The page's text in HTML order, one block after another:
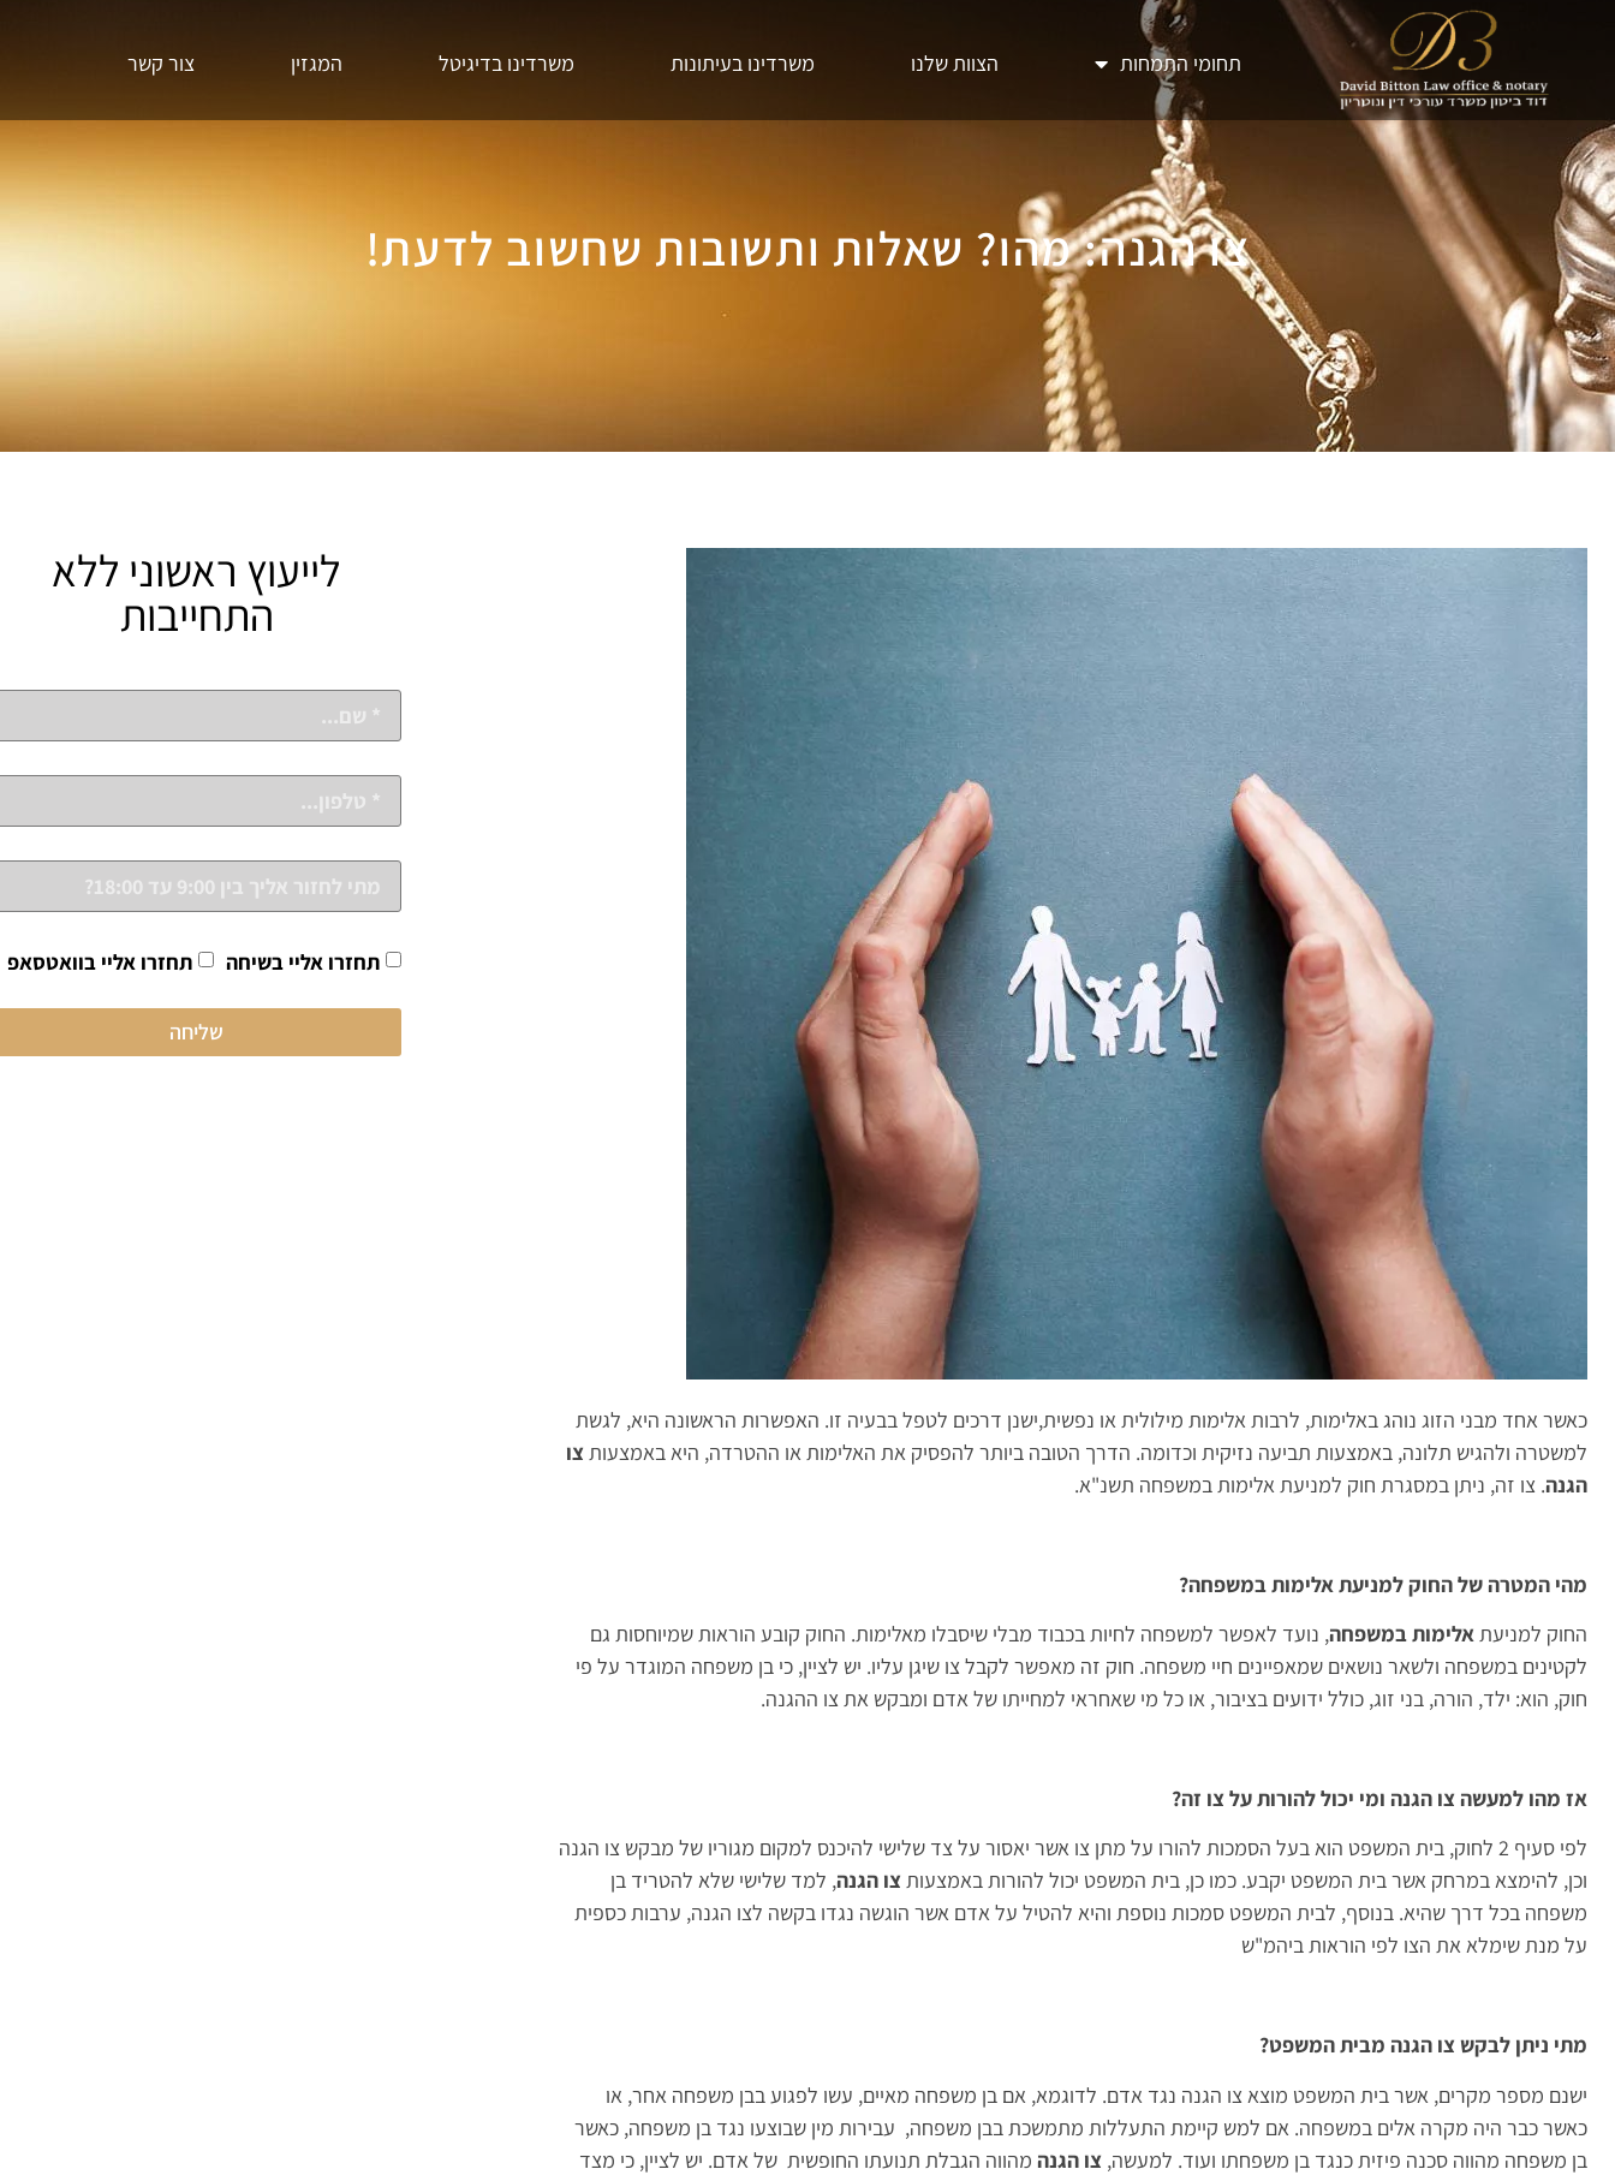
תחומי התמחות הצוות שלנו משרדינו בעיתונות משרדינו בדיגיטל המגזין צור קשר
צו הגנה: מהו? שאלות ותשובות שחשוב לדעת!
כאשר אחד מבני הזוג נוהג באלימות, לרבות אלימות מילולית או נפשית,ישנן דרכים לטפל בבעיה זו. האפשרות הראשונה היא, לגשת
למשטרה ולהגיש תלונה, באמצעות תביעה נזיקית וכדומה. הדרך הטובה ביותר להפסיק את האלימות או ההטרדה, היא באמצעות צו
הגנה. צו זה, ניתן במסגרת חוק למניעת אלימות במשפחה תשנ"א.
מהי המטרה של החוק למניעת אלימות במשפחה?
החוק למניעתאלימות במשפחה, נועד לאפשר למשפחה לחיות בכבוד מבלי שיסבלו מאלימות. החוק קובע הוראות שמיוחסות גם
לקטינים במשפחה ולשאר נושאים שמאפיינים חיי משפחה. חוק זה מאפשר לקבל צו שיגן עליו. יש לציין, כי בן משפחה המוגדר על פי
חוק, הוא: ילד, הורה, בני זוג, כולל ידועים בציבור, או כל מי שאחראי למחייתו של אדם ומבקש את צו ההגנה.
אז מהו למעשה צו הגנה ומי יכול להורות על צו זה?
לפי סעיף 2 לחוק, בית המשפט הוא בעל הסמכות להורו על מתן צו אשר יאסור על צד שלישי להיכנס למקום מגוריו של מבקש צו הגנה
וכן, להימצא במרחק אשר בית המשפט יקבע. כמו כן, בית המשפט יכול להורות באמצעות צו הגנה, למד שלישי שלא להטריד בן
משפחה בכל דרך שהיא. בנוסף, לבית המשפט סמכות נוספת והיא להטיל על אדם אשר הוגשה נגדו בקשה לצו הגנה, ערבות כספית
על מנת שימלא את הצו לפי הוראות ביהמ"ש
מתי ניתן לבקש צו הגנה מבית המשפט?
ישנם מספר מקרים, אשר בית המשפט מוצא צו הגנה נגד אדם. לדוגמא, אם בן משפחה מאיים, עשו לפגוע בבן משפחה אחר, או
כאשר כבר היה מקרה אלים במשפחה. אם למש קיימת התעללות מתמשכת בבן משפחה, עבירות מין שבוצעו נגד בן משפחה, כאשר
בן משפחה מהווה סכנה פיזית כנגד בן משפחתו ועוד. למעשה, צו הגנה מהווה הגבלת תנועתו החופשית של אדם. יש לציין, כי מצד
לייעוץ ראשוני ללא
התחייבות
תחזרו אליי בשיחה תחזרו אליי בוואטסאפ
שליחה